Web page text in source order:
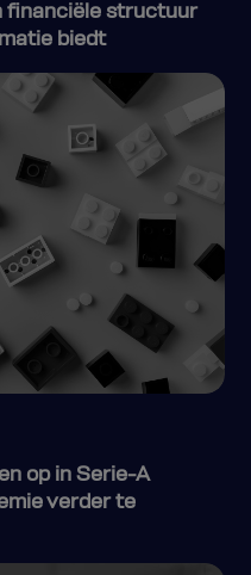
financiële structuur
biedt
op in Serie-A
verder te